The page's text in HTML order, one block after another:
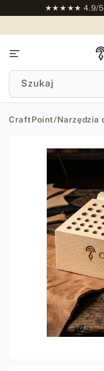
★★★★★ 4.9/5
Szukaj
CraftPoint/Narzędzia
informacji